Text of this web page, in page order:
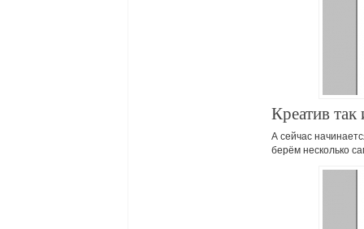
Креатив так
А сейчас
берём несколько